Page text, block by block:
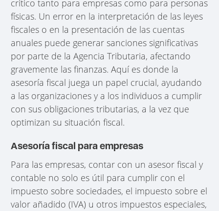
crítico tanto para empresas como para personas
físicas. Un error en la interpretación de las leyes
fiscales o en la presentación de las cuentas
anuales puede generar sanciones significativas
por parte de la Agencia Tributaria, afectando
gravemente las finanzas. Aquí es donde la
asesoría fiscal juega un papel crucial, ayudando
a las organizaciones y a los individuos a cumplir
con sus obligaciones tributarias, a la vez que
optimizan su situación fiscal.
Asesoría fiscal para empresas
Para las empresas, contar con un asesor fiscal y
contable no solo es útil para cumplir con el
impuesto sobre sociedades, el impuesto sobre el
valor añadido (IVA) u otros impuestos especiales,